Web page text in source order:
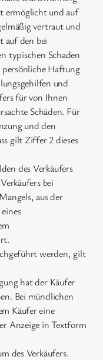
ermöglicht und auf
vertraut und
auf den bei
typischen Schaden
persönliche Haftung
und
für von Ihnen
Schäden. Für
und den
gilt Ziffer 2 dieses
des Verkäufers
bei
aus der
werden, gilt
hat der Käufer
Bei mündlichen
Käufer eine
Anzeige in Textform
des Verkäufers.